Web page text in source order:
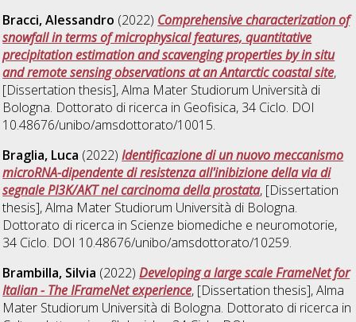
Bracci, Alessandro (2022) Comprehensive characterization of
snowfall in terms of microphysical features, quantitative
precipitation estimation and scavenging properties by in situ
and remote sensing observations at an Antarctic coastal site,
[Dissertation thesis], Alma Mater Studiorum Università di
Bologna. Dottorato di ricerca in Geofisica, 34 Ciclo. DOI
10.48676/unibo/amsdottorato/10015.
Braglia, Luca (2022)Identificazione di un nuovo meccanismo
microRNA-dipendente di resistenza all'inibizione della via di
segnale PI3K/AKT nel carcinoma della prostata, [Dissertation
thesis], Alma Mater Studiorum Università di Bologna.
Dottorato di ricerca in Scienze biomediche e neuromotorie,
34 Ciclo. DOI 10.48676/unibo/amsdottorato/10259.
Brambilla, Silvia (2022)Developing a large scale FrameNet for
Italian - The IFrameNet experience, [Dissertation thesis], Alma
Mater Studiorum Università di Bologna. Dottorato di ricerca in